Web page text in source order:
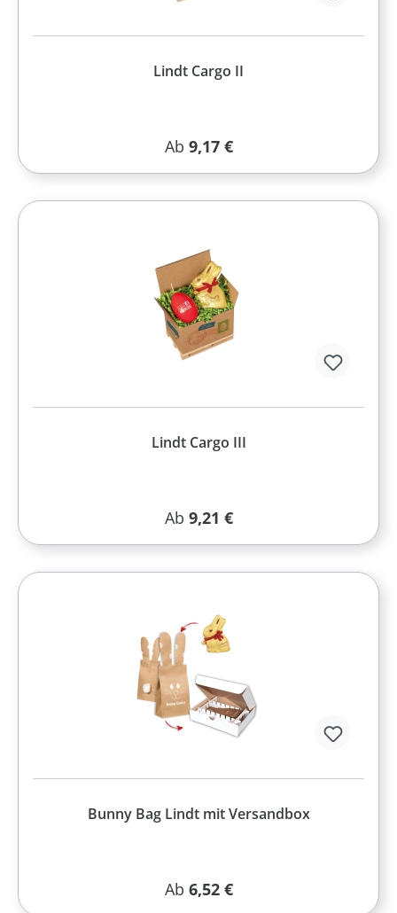
Lindt Cargo II
Regulärer Preis:
Ab 9,17 €
Lindt Cargo III
Regulärer Preis:
Ab 9,21 €
Bunny Bag Lindt mit Versandbox
Regulärer Preis:
Ab 6,52 €